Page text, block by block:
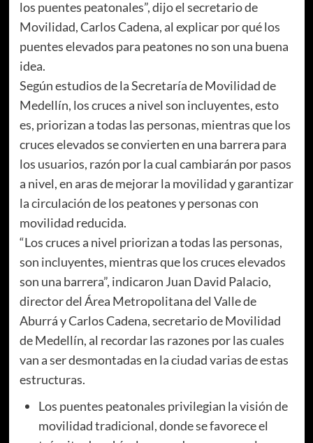
los puentes peatonales”, dijo el secretario de
Movilidad, Carlos Cadena, al explicar por qué los
puentes elevados para peatones no son una buena
idea.
Según estudios de la Secretaría de Movilidad de
Medellín, los cruces a nivel son incluyentes, esto
es, priorizan a todas las personas, mientras que los
cruces elevados se convierten en una barrera para
los usuarios, razón por la cual cambiarán por pasos
a nivel, en aras de mejorar la movilidad y garantizar
la circulación de los peatones y personas con
movilidad reducida.
“Los cruces a nivel priorizan a todas las personas,
son incluyentes, mientras que los cruces elevados
son una barrera”, indicaron Juan David Palacio,
director del Área Metropolitana del Valle de
Aburrá y Carlos Cadena, secretario de Movilidad
de Medellín, al recordar las razones por las cuales
van a ser desmontadas en la ciudad varias de estas
estructuras.
Los puentes peatonales privilegian la visión de
movilidad tradicional, donde se favorece el